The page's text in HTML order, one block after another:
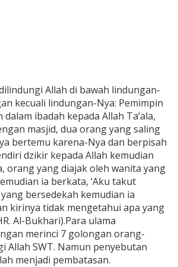
Allah di bawah lindungan-
kecuali lindungan-Nya: Pemimpin
ibadah kepada Allah Ta’ala,
masjid, dua orang yang saling
bertemu karena-Nya dan berpisah
dzikir kepada Allah kemudian
orang yang diajak oleh wanita yang
ia berkata, ‘Aku takut
yang bersedekah kemudian ia
kirinya tidak mengetahui apa yang
Al-Bukhari).Para ulama
merinci 7 golongan orang-
Allah SWT. Namun penyebutan
menjadi pembatasan.